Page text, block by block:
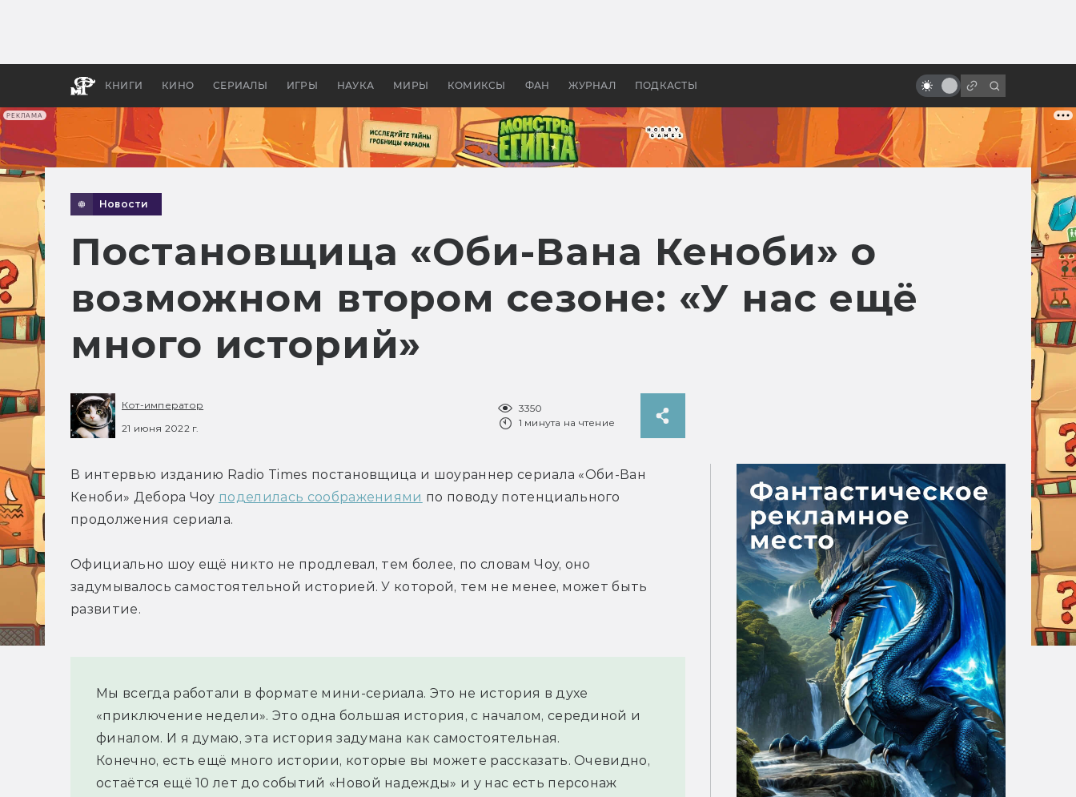
РЕКЛАМА
КНИГИ КИНО СЕРИАЛЫ ИГРЫ НАУКА МИРЫ КОМИКСЫ ФАН ЖУРНАЛ ПОДКАСТЫ
бы «Властелина колец»
Древней Грецией
мультфильма про зелёного огра
Новости
Постановщица «Оби-Вана Кеноби» о
возможном втором сезоне: «У нас ещё
много историй»
Кот-император
21 июня 2022 г.
3350
1 минута на чтение
В интервью изданию Radio Times постановщица и шоураннер сериала «Оби-Ван
Кеноби» Дебора Чоу поделилась соображениями по поводу потенциального
продолжения сериала.
Официально шоу ещё никто не продлевал, тем более, по словам Чоу, оно
задумывалось самостоятельной историей. У которой, тем не менее, может быть
развитие.
Мы всегда работали в формате мини-сериала. Это не история в духе
«приключение недели». Это одна большая история, с началом, серединой и
финалом. И я думаю, эта история задумана как самостоятельная.
Конечно, есть ещё много истории, которые вы можете рассказать. Очевидно,
остаётся ещё 10 лет до событий «Новой надежды» и у нас есть персонаж